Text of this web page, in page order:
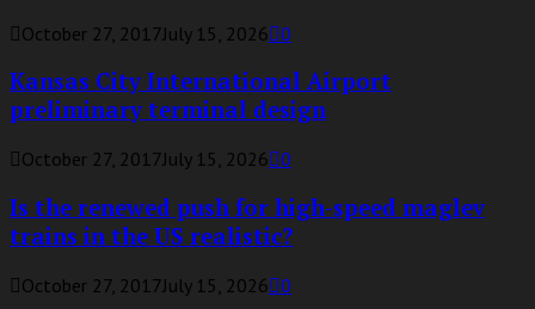
October 27, 2017July 15, 2026 0
Kansas City International Airport
preliminary terminal design
October 27, 2017July 15, 2026 0
Is the renewed push for high-speed maglev
trains in the US realistic?
October 27, 2017July 15, 2026 0